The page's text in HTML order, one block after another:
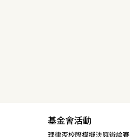
基金會活動
理律盃校際模擬法庭辯論賽